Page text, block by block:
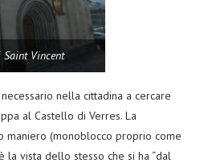
Saint Vincent
nella cittadina a cercare
al Castello di Verres. La
maniero (monoblocco proprio come
vista dello stesso che si ha “dal